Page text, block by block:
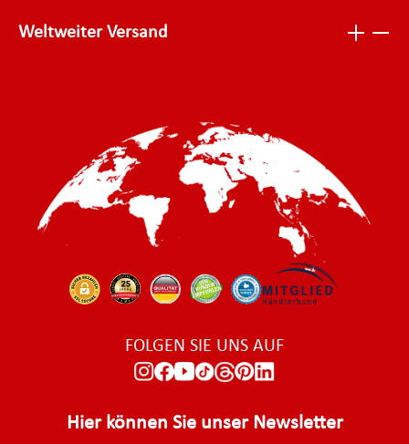
Weltweiter Versand
FOLGEN SIE UNS AUF
Hier können Sie unser Newsletter